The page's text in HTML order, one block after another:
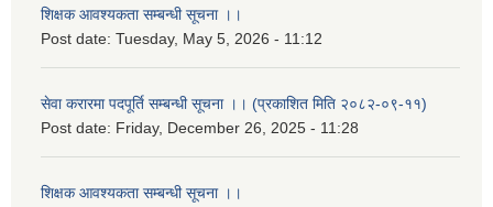
शिक्षक आवश्यकता सम्बन्धी सूचना ।।
Post date: Tuesday, May 5, 2026 - 11:12
सेवा करारमा पदपूर्ति सम्बन्धी सूचना ।। (प्रकाशित मिति २०८२-०९-११)
Post date: Friday, December 26, 2025 - 11:28
शिक्षक आवश्यकता सम्बन्धी सूचना ।।